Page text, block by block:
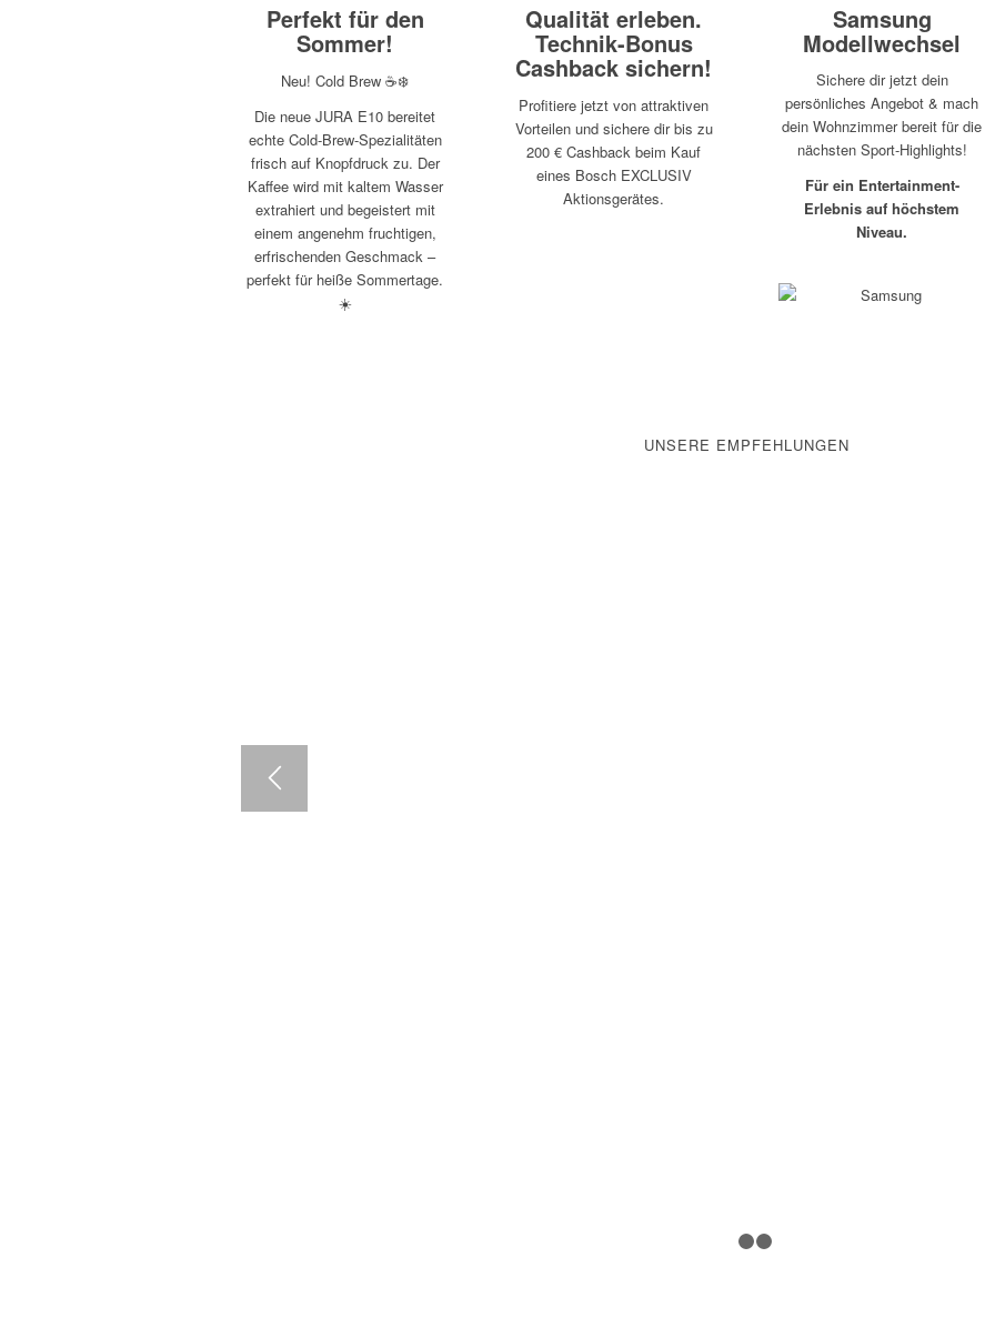
Perfekt für den
Sommer!
Neu! Cold Brew ☕❄️
Die neue JURA E10 bereitet
echte Cold-Brew-Spezialitäten
frisch auf Knopfdruck zu. Der
Kaffee wird mit kaltem Wasser
extrahiert und begeistert mit
einem angenehm fruchtigen,
erfrischenden Geschmack –
perfekt für heiße Sommertage.
☀️
Qualität erleben.
Technik-Bonus
Cashback sichern!
Profitiere jetzt von attraktiven
Vorteilen und sichere dir bis zu
200 € Cashback beim Kauf
eines Bosch EXCLUSIV
Aktionsgerätes.
Samsung
Modellwechsel
Sichere dir jetzt dein
persönliches Angebot & mach
dein Wohnzimmer bereit für die
nächsten Sport-Highlights!
Für ein Entertainment-
Erlebnis auf höchstem
Niveau.
UNSERE EMPFEHLUNGEN